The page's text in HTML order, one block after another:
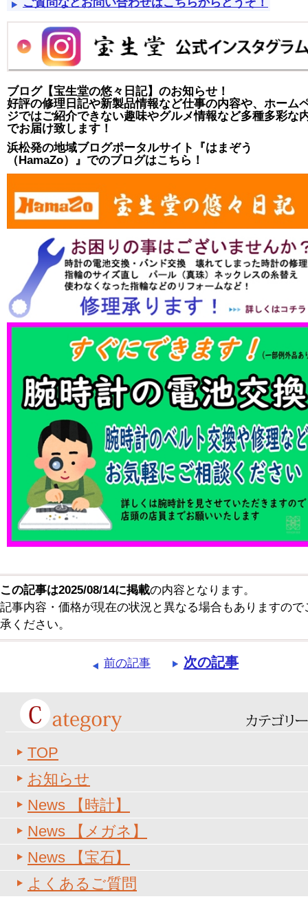
ブログ【宝生堂の悠々日記】のお知らせ！
好評の修理日記や新製品情報など仕事の内容や、ホーム
ジではご紹介できない趣味やグルメ情報など多種多彩な
でお届け致します！
浜松発の地域ブログポータルサイト『はまぞう
（HamaZo）』でのブログはこちら！
この記事は2025/08/14に掲載の内容となります。
記事内容・価格が現在の状況と異なる場合もありますので
承ください。
前の記事 次の記事
TOP
お知らせ
News 【時計】
News 【メガネ】
News 【宝石】
よくあるご質問